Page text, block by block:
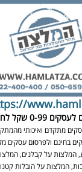
לעסקים 0-99 שקל לחודש
מתקדם ואיכותי
בחינם ולפרסום עסקים
המלצות על קבלנים,
המלצות על הובלות